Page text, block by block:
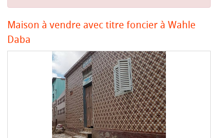
Maison à vendre avec titre foncier à Wahle
Daba